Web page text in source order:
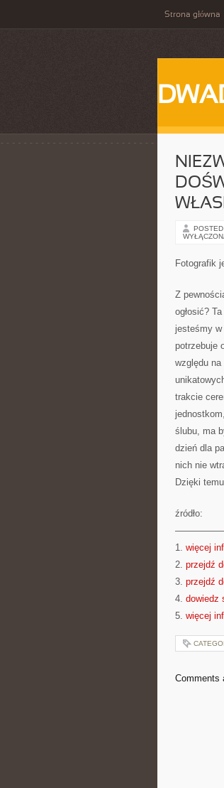
Strona główna
Fotografik
Z
ogłosić?
jesteśmy
potrzebuje
względu
trakcie
ślubu, ma
dzień dla
nich nie
Dzięki
źródło:
1. więcej
2. przejdź
3. przejdź
4. dowiedz
5. więcej
Comments